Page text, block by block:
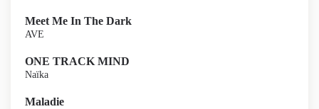
Meet Me In The Dark
AVE
ONE TRACK MIND
Naïka
Maladie